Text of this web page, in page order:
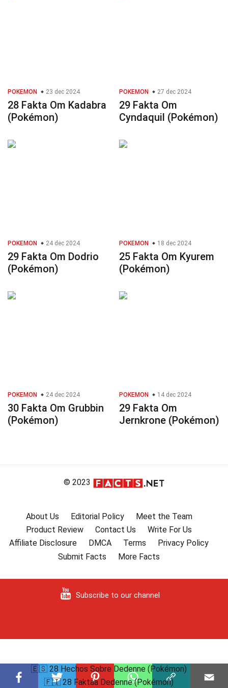
POKEMON 23 dec 2024
28 Fakta Om Kadabra
(Pokémon)
POKEMON 27 dec 2024
29 Fakta Om
Cyndaquil (Pokémon)
POKEMON 24 dec 2024
29 Fakta Om Dodrio
(Pokémon)
POKEMON 18 dec 2024
25 Fakta Om Kyurem
(Pokémon)
POKEMON 24 dec 2024
30 Fakta Om Grubbin
(Pokémon)
POKEMON 14 dec 2024
29 Fakta Om
Jernkrone (Pokémon)
© 2023
About Us Editorial Policy
Meet the Team
Product Review
Contact Us
Write For Us
Affiliate Disclosure
DMCA Terms
Privacy Policy
Submit Facts
More Facts
Subscribe to our channel
🇪🇸 28 Hechos Sobre Dedenne (Pokémon)
🇫🇮 28 Faktaa Dedenne (Pokémon)